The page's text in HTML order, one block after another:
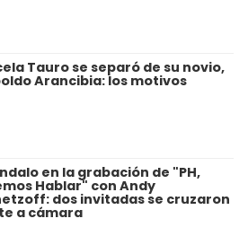
Tauro se separó de su novio,
Arancibia: los motivos
en la grabación de "PH,
Hablar" con Andy
dos invitadas se cruzaron
a cámara